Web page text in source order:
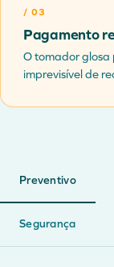
/ 03
Pagamento
O tomador
imprevisível de
Preventivo
Segurança